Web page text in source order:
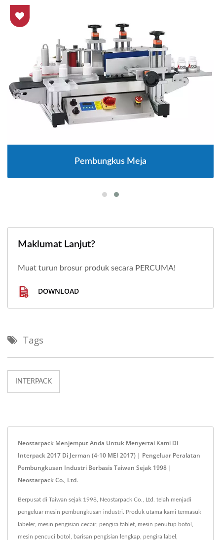
Pembungkus Meja
Maklumat Lanjut?
Muat turun brosur produk secara PERCUMA!
DOWNLOAD
Tags
INTERPACK
Neostarpack Menjemput Anda Untuk Menyertai Kami Di
Interpack 2017 Di Jerman (4-10 MEI 2017) | Pengeluar Peralatan
Pembungkusan Industri Berbasis Taiwan Sejak 1998 |
Neostarpack Co., Ltd.
Berpusat di Taiwan sejak 1998, Neostarpack Co., Ltd. telah menjadi
pengeluar mesin pembungkusan industri. Produk utama kami termasuk
labeler, mesin pengisian cecair, pengira tablet, mesin penutup botol,
mesin pencuci botol, barisan pengisian lengkap, pengira label,